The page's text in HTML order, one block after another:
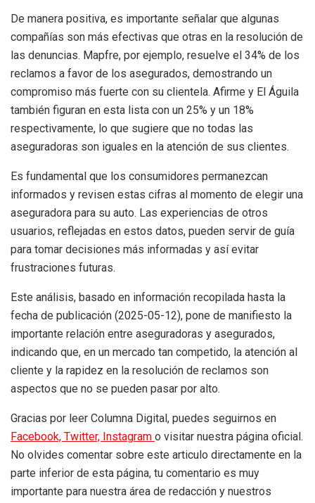
De manera positiva, es importante señalar que algunas
compañías son más efectivas que otras en la resolución de
las denuncias. Mapfre, por ejemplo, resuelve el 34% de los
reclamos a favor de los asegurados, demostrando un
compromiso más fuerte con su clientela. Afirme y El Águila
también figuran en esta lista con un 25% y un 18%
respectivamente, lo que sugiere que no todas las
aseguradoras son iguales en la atención de sus clientes.
Es fundamental que los consumidores permanezcan
informados y revisen estas cifras al momento de elegir una
aseguradora para su auto. Las experiencias de otros
usuarios, reflejadas en estos datos, pueden servir de guía
para tomar decisiones más informadas y así evitar
frustraciones futuras.
Este análisis, basado en información recopilada hasta la
fecha de publicación (2025-05-12), pone de manifiesto la
importante relación entre aseguradoras y asegurados,
indicando que, en un mercado tan competido, la atención al
cliente y la rapidez en la resolución de reclamos son
aspectos que no se pueden pasar por alto.
Gracias por leer Columna Digital, puedes seguirnos en
Facebook, Twitter, Instagram o visitar nuestra página oficial.
No olvides comentar sobre este articulo directamente en la
parte inferior de esta página, tu comentario es muy
importante para nuestra área de redacción y nuestros